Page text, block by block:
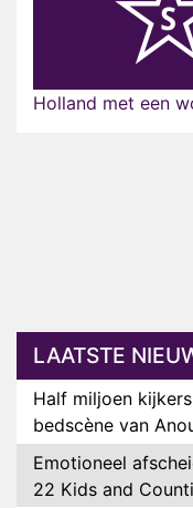
Holland met een
LAATSTE
Half miljoen
bedscène van
Emotioneel
22 Kids and